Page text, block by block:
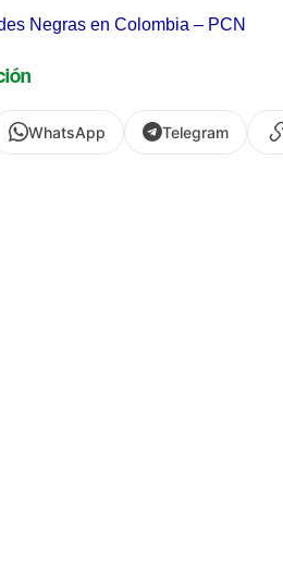
Negras en Colombia – PCN
WhatsApp Telegram